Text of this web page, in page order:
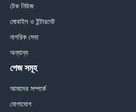
টেক নিউজ
মোবাইল ও ইন্টারনেট
নাগরিক সেবা
অন্যান্য
পেজ সমূহ
আমাদের সম্পর্কে
যোগাযোগ